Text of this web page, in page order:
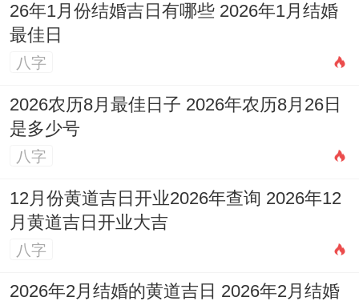
吉日可供选择！12月1日（甲午日）吉神有
天德。宜祭祀开业，忌动土！12月5日（戊
月10日（癸卯日）吉神明堂，宜修造安床...
忌出行！12月20日（癸酉日）值神金匮。宜
求财安葬；忌入宅！12月25日（戊寅日）吉
神天赦；宜捕捉沐浴...忌破土！12月30日
（癸未日）值神玉堂。宜谢土进人口 -忌修
造！这些日子各有特色,可依据具体活动类型
还有个人需求选择 -但 always 参考当日时辰
26年1月份结婚吉日有哪些 2026年1月结婚
最佳日
八字
2026农历8月最佳日子 2026年农历8月26日
是多少号
八字
12月份黄道吉日开业2026年查询 2026年12
月黄道吉日开业大吉
八字
2026年2月结婚的黄道吉日 2026年2月结婚